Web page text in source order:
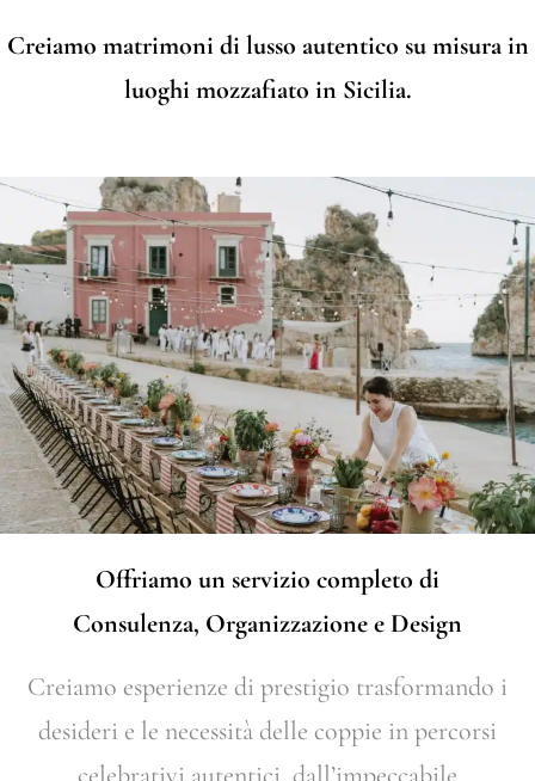
Creiamo matrimoni di lusso autentico su misura in
luoghi mozzafiato in Sicilia.
Offriamo un servizio completo di
Consulenza, Organizzazione e Design
Creiamo esperienze di prestigio trasformando i
desideri e le necessità delle coppie in percorsi
celebrativi autentici, dall’impeccabile